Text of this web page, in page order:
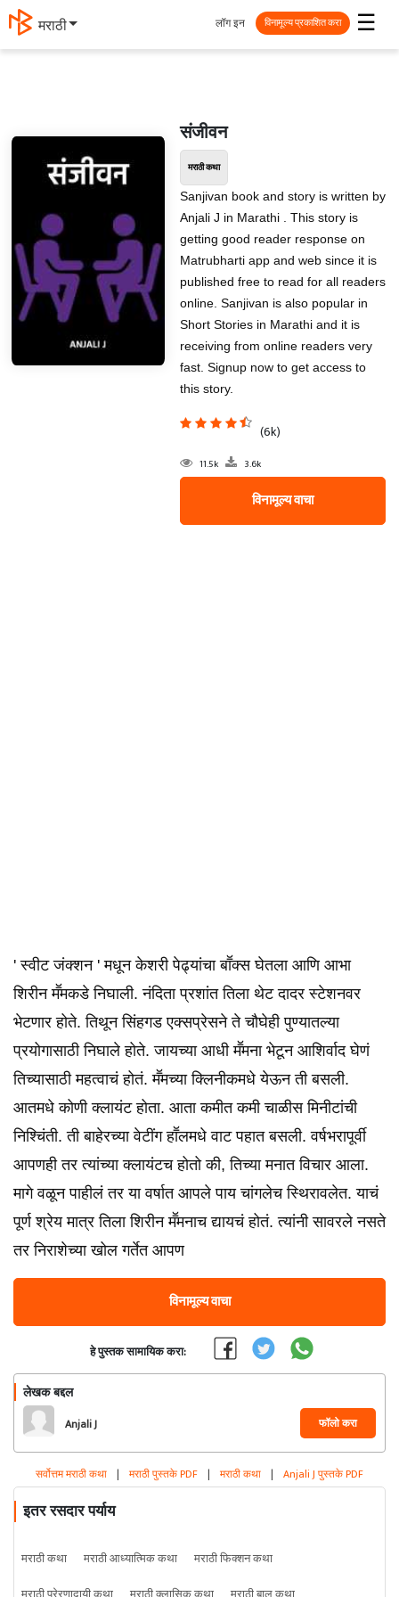
मराठी ☰
लॉग इन विनामूल्य प्रकाशित करा
संजीवन
मराठी कथा
Sanjivan book and story is written by
Anjali J in Marathi . This story is
getting good reader response on
Matrubharti app and web since it is
published free to read for all readers
online. Sanjivan is also popular in
Short Stories in Marathi and it is
receiving from online readers very
fast. Signup now to get access to
this story.
(6k)
11.5k 3.6k
विनामूल्य वाचा
' स्वीट जंक्शन ' मधून केशरी पेढ्यांचा बाॕक्स घेतला आणि आभा
शिरीन मॕमकडे निघाली. नंदिता प्रशांत तिला थेट दादर स्टेशनवर
भेटणार होते. तिथून सिंहगड एक्सप्रेसने ते चौघेही पुण्यातल्या
प्रयोगासाठी निघाले होते. जायच्या आधी मॕमना भेटून आशिर्वाद घेणं
तिच्यासाठी महत्वाचं होतं. मॕमच्या क्लिनीकमधे येऊन ती बसली.
आतमधे कोणी क्लायंट होता. आता कमीत कमी चाळीस मिनीटांची
निश्चिंती. ती बाहेरच्या वेटींग हाॕलमधे वाट पहात बसली. वर्षभरापूर्वी
आपणही तर त्यांच्या क्लायंटच होतो की, तिच्या मनात विचार आला.
मागे वळून पाहीलं तर या वर्षात आपले पाय चांगलेच स्थिरावलेत. याचं
पूर्ण श्रेय मात्र तिला शिरीन मॕमनाच द्यायचं होतं. त्यांनी सावरले नसते
तर निराशेच्या खोल गर्तेत आपण
विनामूल्य वाचा
हे पुस्तक सामायिक करा:
लेखक बद्दल
Anjali J फॉलो करा
सर्वोत्तम मराठी कथा | मराठी पुस्तके PDF | मराठी कथा | Anjali J पुस्तके PDF
इतर रसदार पर्याय
मराठी कथा मराठी आध्यात्मिक कथा
मराठी फिक्शन कथा